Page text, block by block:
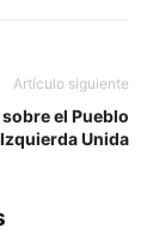
Artículo siguiente
el Pueblo
Unida